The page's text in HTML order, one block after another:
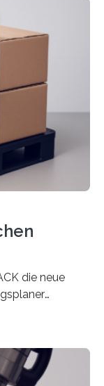
auf alle
solche
Prospekte,
und
die neue
kann
Kontrolle